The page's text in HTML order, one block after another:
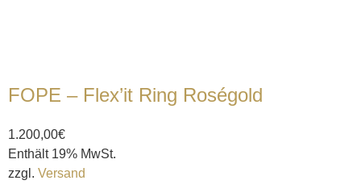
FOPE – Flex’it Ring Roségold
1.200,00€
Enthält 19% MwSt.
zzgl. Versand